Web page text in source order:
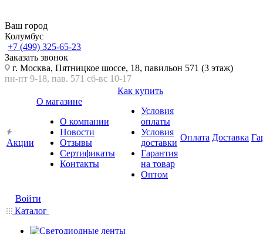
Ваш город
Колумбус
+7 (499) 325-65-23
Заказать звонок
г. Москва, Пятницкое шоссе, 18, павильон 571 (3 этаж)
пн-пт 9-18, пав. 571 сб-вс 10-17
Акции
О магазине
О компании
Новости
Отзывы
Сертификаты
Контакты
Как купить
Условия
оплаты
Условия
доставки
Гарантия
на товар
Оптом
Оплата Доставка
Войти
Каталог